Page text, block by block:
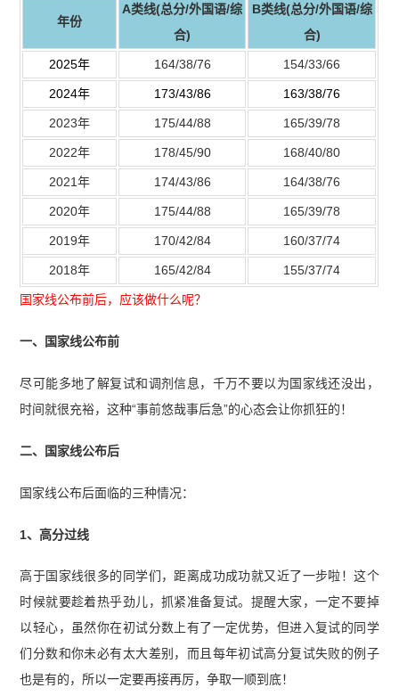
年份
A类线(总分/外国语/综
合)
B类线(总分/外国语/综
合)
2025年 164/38/76 154/33/66
2024年 173/43/86 163/38/76
2023年 175/44/88 165/39/78
2022年 178/45/90 168/40/80
2021年 174/43/86 164/38/76
2020年 175/44/88 165/39/78
2019年 170/42/84 160/37/74
2018年 165/42/84 155/37/74
国家线公布前后，应该做什么呢？
一、国家线公布前
尽可能多地了解复试和调剂信息，千万不要以为国家线还没出，
时间就很充裕，这种“事前悠哉事后急”的心态会让你抓狂的！
二、国家线公布后
国家线公布后面临的三种情况：
1、高分过线
高于国家线很多的同学们，距离成功成功就又近了一步啦！这个
时候就要趁着热乎劲儿，抓紧准备复试。提醒大家，一定不要掉
以轻心，虽然你在初试分数上有了一定优势，但进入复试的同学
们分数和你未必有太大差别，而且每年初试高分复试失败的例子
也是有的，所以一定要再接再厉，争取一顺到底！